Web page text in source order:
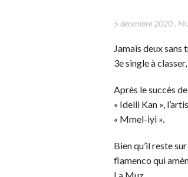
5 décembre 2020,
Jamais deux
3e single à
Après le succès
« Idelli Kan »,
« Mmel-iyi ».
Bien qu’il reste
flamenco qui